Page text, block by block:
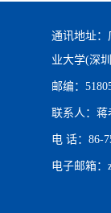
通讯地址：
业大学(深
邮编：
联系人：蒋
电 话：86-
电子邮箱：